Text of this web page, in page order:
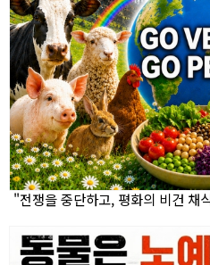
"전쟁을 중단하고, 평화의 비건 채